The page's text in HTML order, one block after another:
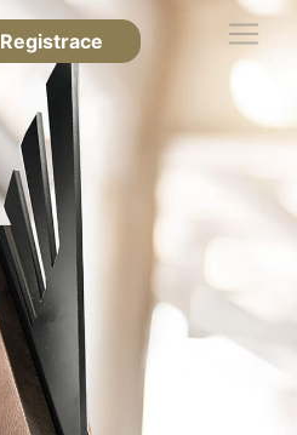
Registrace